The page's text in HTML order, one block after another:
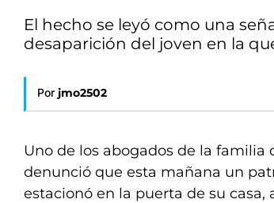
El hecho se leyó como una
desaparición del joven en la
Por jmo2502
Uno de los abogados de la familia
denunció que esta mañana un
estacionó en la puerta de su casa,